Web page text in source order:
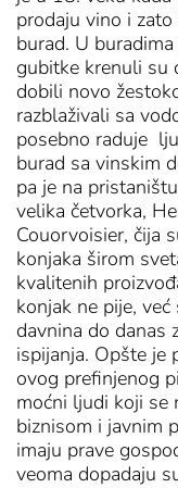
prodaju vino i
burad. U
gubitke krenuli su
dobili novo
razblaživali sa
posebno raduje
burad sa vinskim
pa je na
velika četvorka,
Couorvoisier, čija
konjaka širom
kvalitenih
konjak ne pije,
davnina do danas
ispijanja. Opšte je
ovog prefinjenog
moćni ljudi koji se
biznisom i javnim
imaju prave
veoma dopadaju